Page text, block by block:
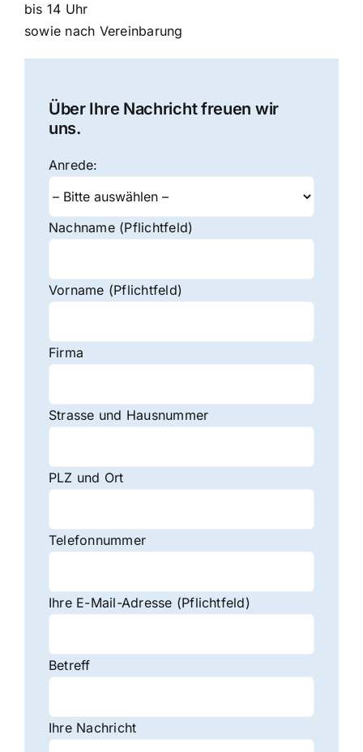
bis 14 Uhr
sowie nach Vereinbarung
Über Ihre Nachricht freuen wir
uns.
Anrede:
Nachname (Pflichtfeld)
Vorname (Pflichtfeld)
Firma
Strasse und Hausnummer
PLZ und Ort
Telefonnummer
Ihre E-Mail-Adresse (Pflichtfeld)
Betreff
Ihre Nachricht